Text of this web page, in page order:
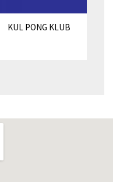
KUL PONG KLUB